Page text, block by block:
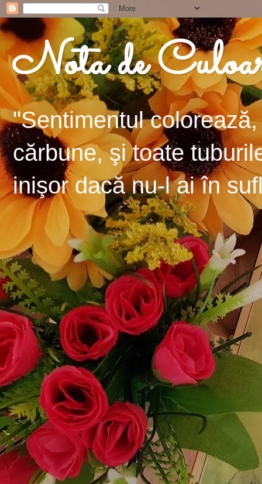
Nota de
"Sentimentul
cărbune, şi toate
inişor dacă nu-l ai în